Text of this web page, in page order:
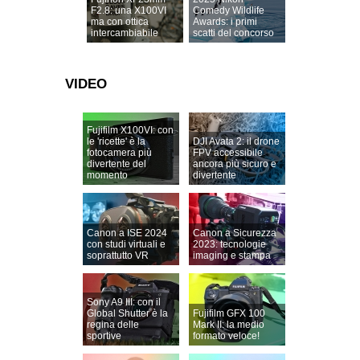
F2.8: una X100VI
ma con ottica
intercambiabile
Comedy Wildlife
Awards: i primi
scatti del concorso
VIDEO
Fujifilm X100VI: con
le 'ricette' è la
fotocamera più
divertente del
momento
DJI Avata 2: il drone
FPV accessibile
ancora più sicuro e
divertente
Canon a ISE 2024
con studi virtuali e
soprattutto VR
Canon a Sicurezza
2023: tecnologie
imaging e stampa
Sony A9 III: con il
Global Shutter è la
regina delle
sportive
Fujifilm GFX 100
Mark II: la medio
formato veloce!